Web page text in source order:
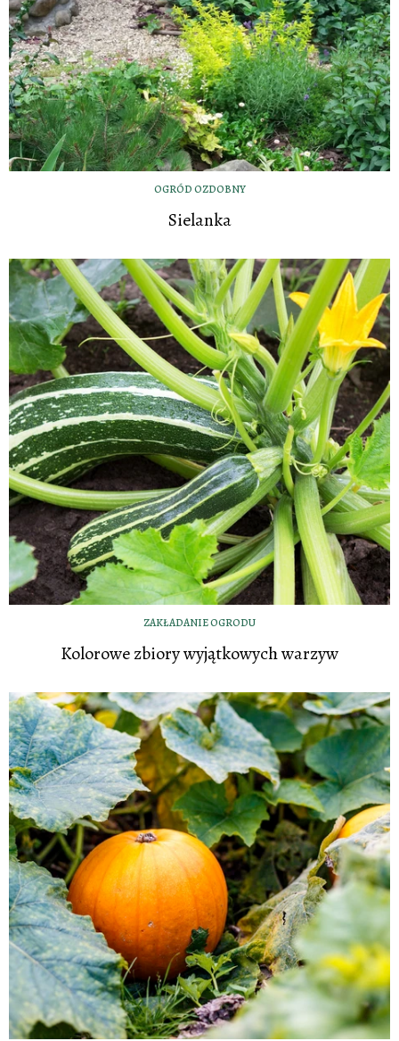
OGRÓD OZDOBNY
Sielanka
ZAKŁADANIE OGRODU
Kolorowe zbiory wyjątkowych warzyw